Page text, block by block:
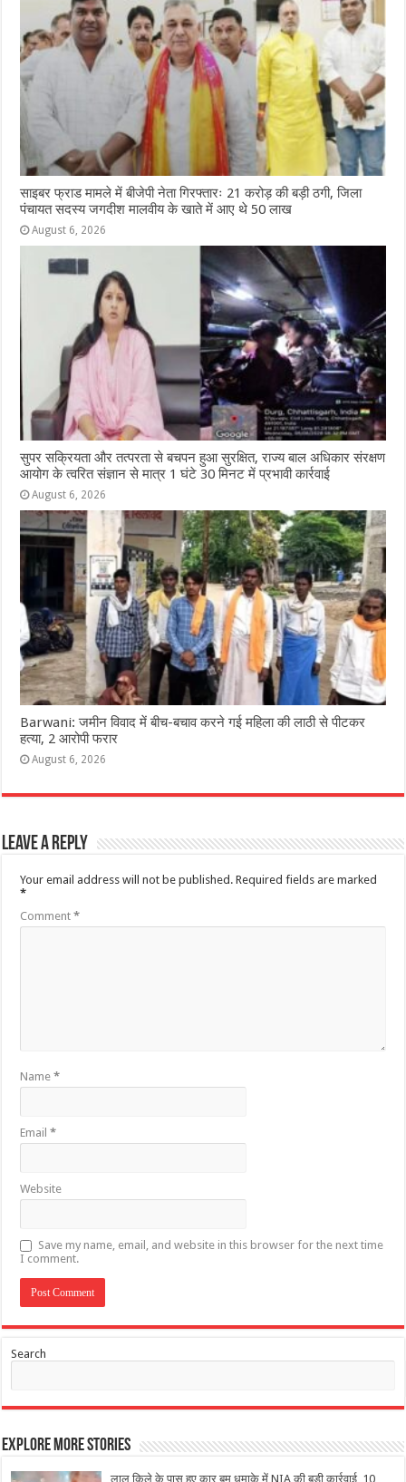
साइबर फ्राड मामले में बीजेपी नेता गिरफ्तारः 21 करोड़ की बड़ी ठगी, जिला
पंचायत सदस्य जगदीश मालवीय के खाते में आए थे 50 लाख
August 6, 2026
सुपर सक्रियता और तत्परता से बचपन हुआ सुरक्षित, राज्य बाल अधिकार संरक्षण
आयोग के त्वरित संज्ञान से मात्र 1 घंटे 30 मिनट में प्रभावी कार्रवाई
August 6, 2026
Barwani: जमीन विवाद में बीच-बचाव करने गई महिला की लाठी से पीटकर
हत्या, 2 आरोपी फरार
August 6, 2026
Leave a Reply
Your email address will not be published. Required fields are marked
*
Comment*
Name*
Email*
Website
Save my name, email, and website in this browser for the next time
I comment.
Search
Explore More Stories
लाल किले के पास हुए कार बम धमाके में NIA की बड़ी कार्रवाई, 10